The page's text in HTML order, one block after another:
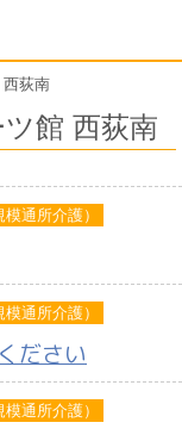
荻南
館 西荻南
通所介護）
通所介護）
ださい
通所介護）